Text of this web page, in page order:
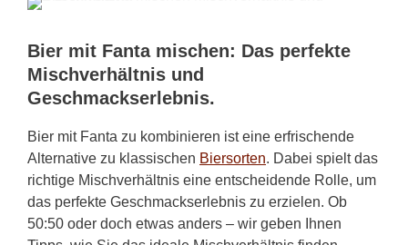
Bier mit Fanta mischen: Das perfekte
Mischverhältnis und
Geschmackserlebnis.
Bier mit Fanta zu kombinieren ist eine erfrischende
Alternative zu klassischen Biersorten. Dabei spielt das
richtige Mischverhältnis eine entscheidende Rolle, um
das perfekte Geschmackserlebnis zu erzielen. Ob
50:50 oder doch etwas anders – wir geben Ihnen